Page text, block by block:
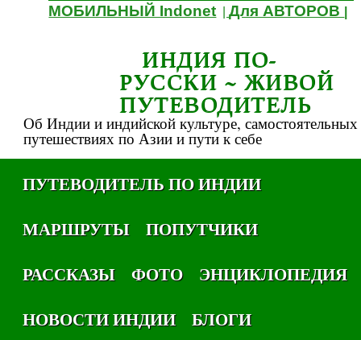
МОБИЛЬНЫЙ Indonet |Для АВТОРОВ
ИНДИЯ ПО-
РУССКИ ~ ЖИВОЙ
ПУТЕВОДИТЕЛЬ
Об Индии и индийской культуре, самостоятельных
путешествиях по Азии и пути к себе
ПУТЕВОДИТЕЛЬ ПО ИНДИИ
МАРШРУТЫ
ПОПУТЧИКИ
РАССКАЗЫ
ФОТО
ЭНЦИКЛОПЕДИЯ
НОВОСТИ ИНДИИ
БЛОГИ